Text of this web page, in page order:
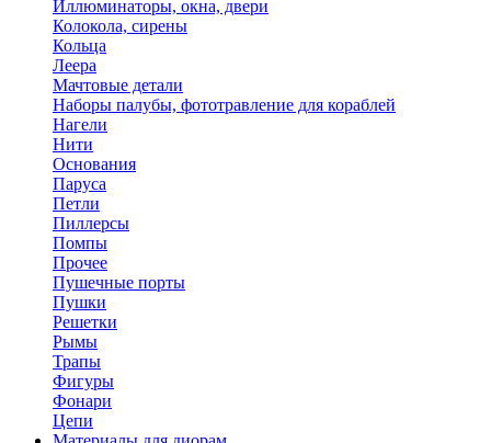
Иллюминаторы, окна, двери
Колокола, сирены
Кольца
Леера
Мачтовые детали
Наборы палубы, фототравление для кораблей
Нагели
Нити
Основания
Паруса
Петли
Пиллерсы
Помпы
Прочее
Пушечные порты
Пушки
Решетки
Рымы
Трапы
Фигуры
Фонари
Цепи